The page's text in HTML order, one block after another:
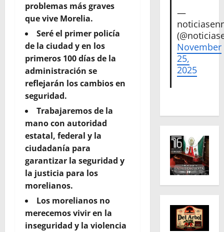
problemas más graves
que vive Morelia.
Seré el primer policía
de la ciudad y en los
primeros 100 días de la
administración se
reflejarán los cambios en
seguridad.
Trabajaremos de la
mano con autoridad
estatal, federal y la
ciudadanía para
garantizar la seguridad y
la justicia para los
morelianos.
Los morelianos no
merecemos vivir en la
inseguridad y la violencia
—
November
25,
2025